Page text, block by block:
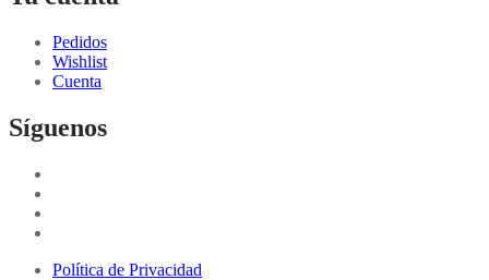
Pedidos
Wishlist
Cuenta
Síguenos
Política de Privacidad